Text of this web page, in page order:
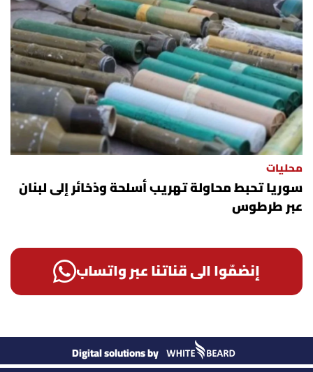
محليات
سوريا تحبط محاولة تهريب أسلحة وذخائر إلى لبنان
عبر طرطوس
إنضمّوا الى قناتنا عبر واتساب
Digital solutions by